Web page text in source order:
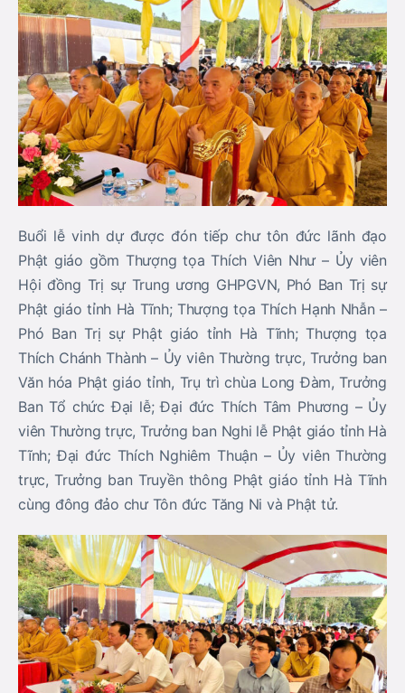
Buổi lễ vinh dự được đón tiếp chư tôn đức lãnh đạo
Phật giáo gồm Thượng tọa Thích Viên Như – Ủy viên
Hội đồng Trị sự Trung ương GHPGVN, Phó Ban Trị sự
Phật giáo tỉnh Hà Tĩnh; Thượng tọa Thích Hạnh Nhẫn –
Phó Ban Trị sự Phật giáo tỉnh Hà Tĩnh; Thượng tọa
Thích Chánh Thành – Ủy viên Thường trực, Trưởng ban
Văn hóa Phật giáo tỉnh, Trụ trì chùa Long Đàm, Trưởng
Ban Tổ chức Đại lễ; Đại đức Thích Tâm Phương – Ủy
viên Thường trực, Trưởng ban Nghi lễ Phật giáo tỉnh Hà
Tĩnh; Đại đức Thích Nghiêm Thuận – Ủy viên Thường
trực, Trưởng ban Truyền thông Phật giáo tỉnh Hà Tĩnh
cùng đông đảo chư Tôn đức Tăng Ni và Phật tử.